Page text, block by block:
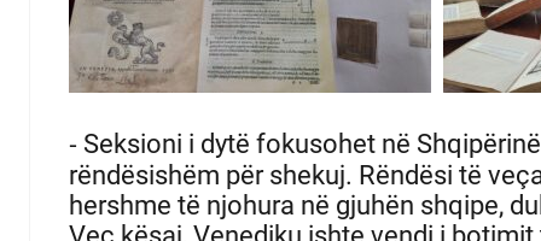
⁃ Seksioni i dytë fokusohet në
rëndësishëm për shekuj. Rëndësi të
hershme të njohura në gjuhën shqipe,